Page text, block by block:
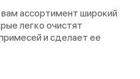
ассортимент широкий
легко очистят
и сделает ее